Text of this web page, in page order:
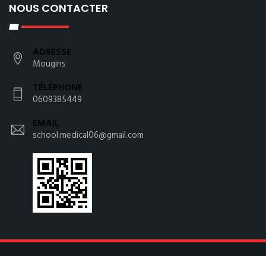
NOUS CONTACTER
ADRESSE
Mougins
TÉLÉPHONE
0609385449
EMAIL
school.medical06@gmail.com